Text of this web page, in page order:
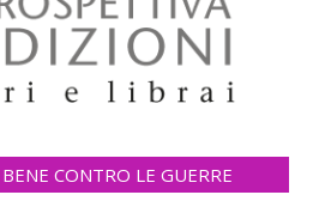
CONTRO LE GUERRE